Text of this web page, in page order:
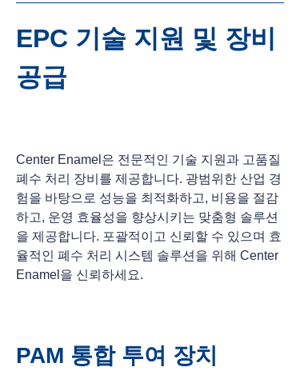
EPC 기술 지원 및 장비
공급
Center Enamel은 전문적인 기술 지원과 고품질
폐수 처리 장비를 제공합니다. 광범위한 산업 경
험을 바탕으로 성능을 최적화하고, 비용을 절감
하고, 운영 효율성을 향상시키는 맞춤형 솔루션
을 제공합니다. 포괄적이고 신뢰할 수 있으며 효
율적인 폐수 처리 시스템 솔루션을 위해 Center
Enamel을 신뢰하세요.
PAM 통합 투여 장치